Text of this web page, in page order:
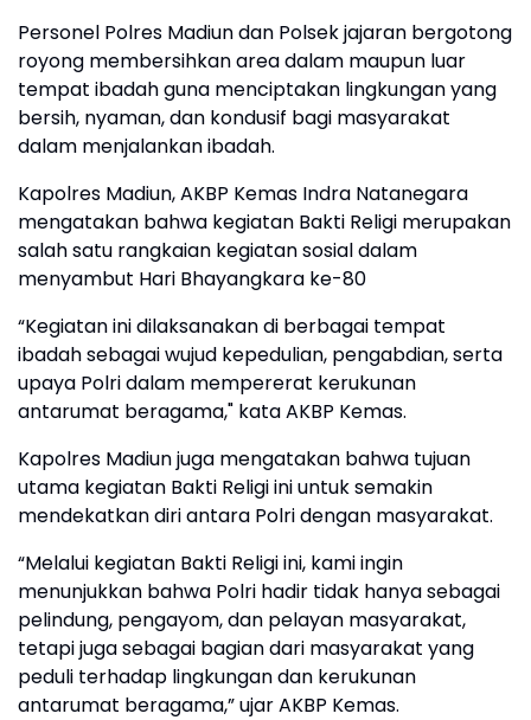
Personel Polres Madiun dan Polsek jajaran bergotong
royong membersihkan area dalam maupun luar
tempat ibadah guna menciptakan lingkungan yang
bersih, nyaman, dan kondusif bagi masyarakat
dalam menjalankan ibadah.
Kapolres Madiun, AKBP Kemas Indra Natanegara
mengatakan bahwa kegiatan Bakti Religi merupakan
salah satu rangkaian kegiatan sosial dalam
menyambut Hari Bhayangkara ke-80
“Kegiatan ini dilaksanakan di berbagai tempat
ibadah sebagai wujud kepedulian, pengabdian, serta
upaya Polri dalam mempererat kerukunan
antarumat beragama," kata AKBP Kemas.
Kapolres Madiun juga mengatakan bahwa tujuan
utama kegiatan Bakti Religi ini untuk semakin
mendekatkan diri antara Polri dengan masyarakat.
“Melalui kegiatan Bakti Religi ini, kami ingin
menunjukkan bahwa Polri hadir tidak hanya sebagai
pelindung, pengayom, dan pelayan masyarakat,
tetapi juga sebagai bagian dari masyarakat yang
peduli terhadap lingkungan dan kerukunan
antarumat beragama,” ujar AKBP Kemas.